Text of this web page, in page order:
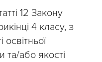
12 Закону
4 класу, з
та/або якості